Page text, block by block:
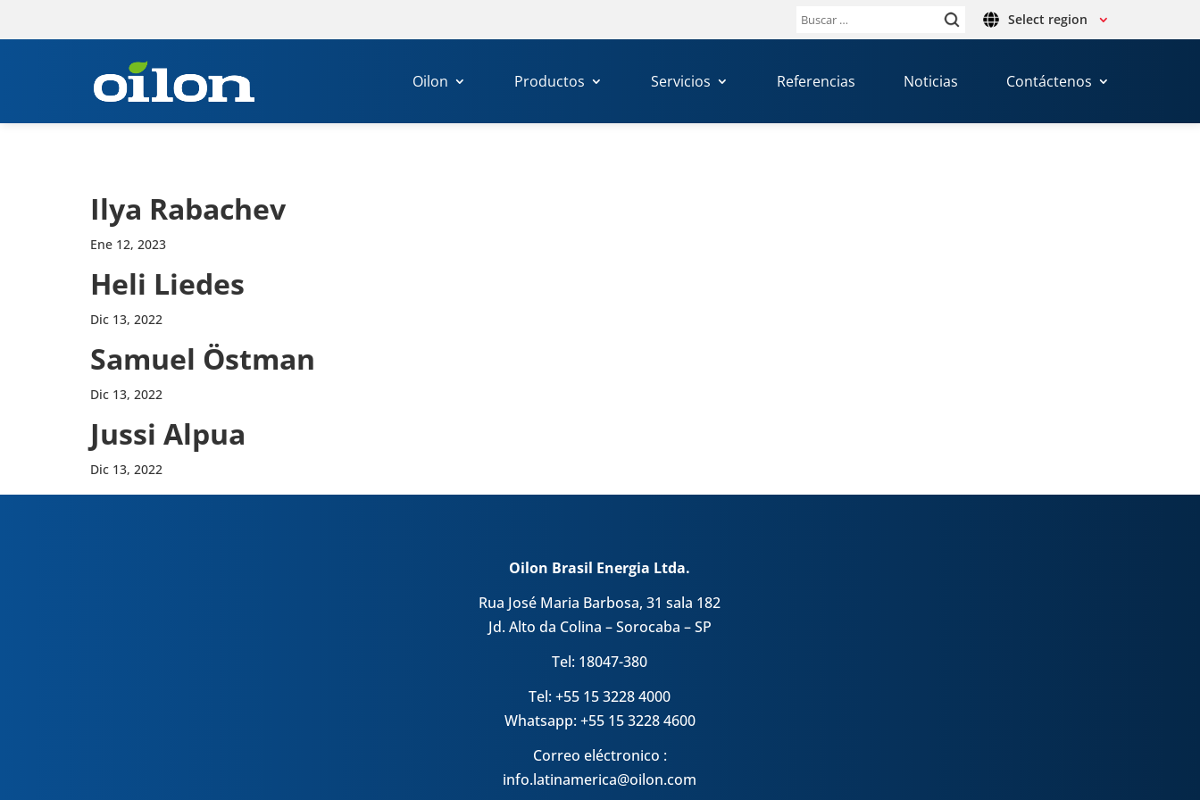
Buscar: Select region
Oilon Productos Servicios Referencias Noticias Contáctenos
Ilya Raba­chev
Ene 12, 2023
Heli Liedes
Dic 13, 2022
Samuel Östman
Dic 13, 2022
Jussi Alpua
Dic 13, 2022
Oilon Brasil Energia Ltda.
Rua José Maria Barbosa, 31 sala 182
Jd. Alto da Colina – Sorocaba – SP
Tel: 18047-380
Tel: +55 15 3228 4000
Whatsapp: +55 15 3228 4600
Correo eléctronico :
info.latinamerica@oilon.com